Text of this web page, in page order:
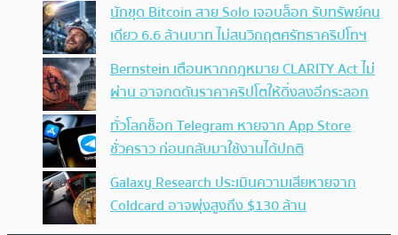
นักขุด Bitcoin สาย Solo เจอบล็อก รับทรัพย์คน
เดียว 6.6 ล้านบาท ไม่สนวิกฤตศรัทธาคริปโทฯ
Bernstein เตือนหากกฎหมาย CLARITY Act ไม่
ผ่าน อาจกดดันราคาคริปโตให้ดิ่งลงอีกระลอก
ทั่วโลกช็อก Telegram หายจาก App Store
ชั่วคราว ก่อนกลับมาใช้งานได้ปกติ
Galaxy Research ประเมินความเสียหายจาก
Coldcard อาจพุ่งสูงถึง $130 ล้าน